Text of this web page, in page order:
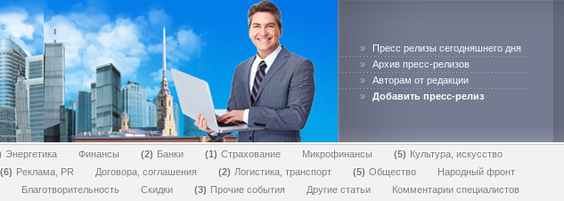
»
Пресс релизы сегодняшнего дня
»
Архив пресс-релизов
»
Авторам от редакции
»
Добавить пресс-релиз
Энергетика Финансы 2 Банки 1 Страхование Микрофинансы 5
Культура, искусство
6 Реклама, PR Договора, соглашения 2 Логистика, транспорт 5 Общество
Народный фронт
Благотворительность Скидки 3 Прочие события Другие статьи
Комментарии специалистов